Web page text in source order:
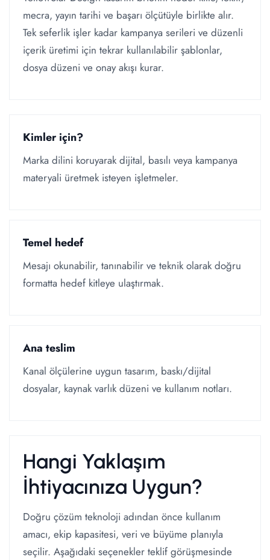
mecra, yayın tarihi ve başarı ölçütüyle birlikte alır.
Tek seferlik işler kadar kampanya serileri ve düzenli
içerik üretimi için tekrar kullanılabilir şablonlar,
dosya düzeni ve onay akışı kurar.
Kimler için?
Marka dilini koruyarak dijital, basılı veya kampanya
materyali üretmek isteyen işletmeler.
Temel hedef
Mesajı okunabilir, tanınabilir ve teknik olarak doğru
formatta hedef kitleye ulaştırmak.
Ana teslim
Kanal ölçülerine uygun tasarım, baskı/dijital
dosyalar, kaynak varlık düzeni ve kullanım notları.
Hangi Yaklaşım
İhtiyacınıza Uygun?
Doğru çözüm teknoloji adından önce kullanım
amacı, ekip kapasitesi, veri ve büyüme planıyla
seçilir. Aşağıdaki seçenekler teklif görüşmesinde